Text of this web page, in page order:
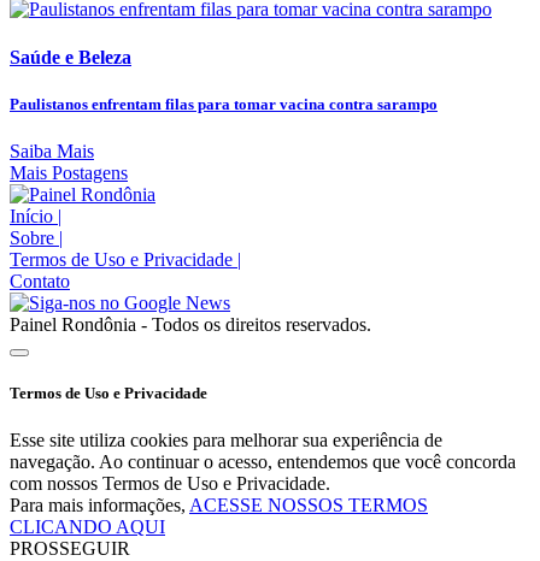
Saúde e Beleza
Paulistanos enfrentam filas para tomar vacina contra sarampo
Saiba Mais
Mais Postagens
Início |
Sobre |
Termos de Uso e Privacidade |
Contato
Painel Rondônia - Todos os direitos reservados.
Termos de Uso e Privacidade
Esse site utiliza cookies para melhorar sua experiência de
navegação. Ao continuar o acesso, entendemos que você concorda
com nossos Termos de Uso e Privacidade.
Para mais informações, ACESSE NOSSOS TERMOS
CLICANDO AQUI
PROSSEGUIR